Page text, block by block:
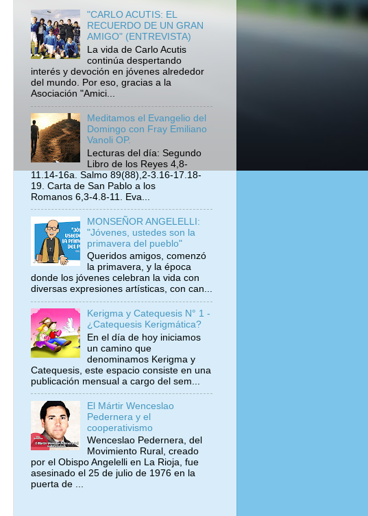
"CARLO ACUTIS: EL
RECUERDO DE UN GRAN
AMIGO" (ENTREVISTA)
La vida de Carlo Acutis
continúa despertando
interés y devoción en jóvenes alrededor
del mundo. Por eso, gracias a la
Asociación "Amici...
Meditamos el Evangelio del
Domingo con Fray Emiliano
Vanoli OP.
Lecturas del día: Segundo
Libro de los Reyes 4,8-
11.14-16a. Salmo 89(88),2-3.16-17.18-
19. Carta de San Pablo a los
Romanos 6,3-4.8-11. Eva...
MONSEÑOR ANGELELLI:
"Jóvenes, ustedes son la
primavera del pueblo"
Queridos amigos, comenzó
la primavera, y la época
donde los jóvenes celebran la vida con
diversas expresiones artísticas, con can...
Kerigma y Catequesis N° 1 -
¿Catequesis Kerigmática?
En el día de hoy iniciamos
un camino que
denominamos Kerigma y
Catequesis, este espacio consiste en una
publicación mensual a cargo del sem...
El Mártir Wenceslao
Pedernera y el
cooperativismo
Wenceslao Pedernera, del
Movimiento Rural, creado
por el Obispo Angelelli en La Rioja, fue
asesinado el 25 de julio de 1976 en la
puerta de ...